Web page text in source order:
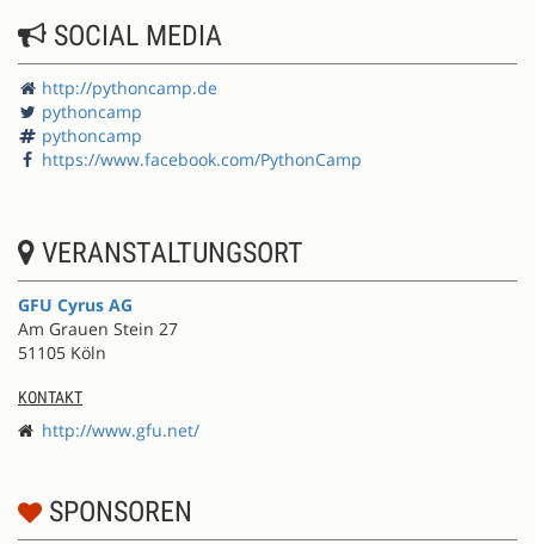
SOCIAL MEDIA
http://pythoncamp.de
pythoncamp
pythoncamp
https://www.facebook.com/PythonCamp
VERANSTALTUNGSORT
GFU Cyrus AG
Am Grauen Stein 27
51105 Köln
KONTAKT
http://www.gfu.net/
SPONSOREN